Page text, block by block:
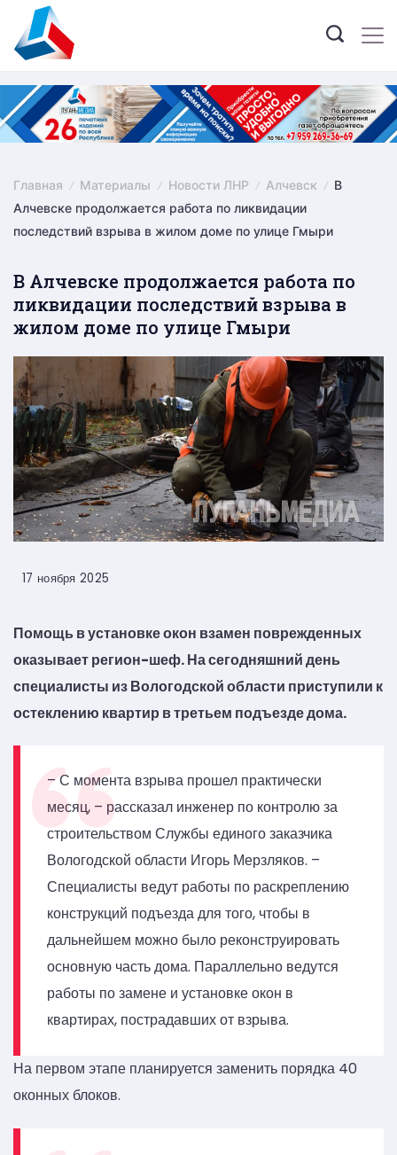
content
Главная Материалы Новости ЛНР Алчевск
В
Алчевске продолжается работа по ликвидации
последствий взрыва в жилом доме по улице Гмыри
В Алчевске продолжается работа по
ликвидации последствий взрыва в
жилом доме по улице Гмыри
17 ноября 2025
Помощь в установке окон взамен поврежденных
оказывает регион-шеф. На сегодняшний день
специалисты из Вологодской области приступили к
остеклению квартир в третьем подъезде дома.
– С момента взрыва прошел практически
месяц, – рассказал инженер по контролю за
строительством Службы единого заказчика
Вологодской области Игорь Мерзляков. –
Специалисты ведут работы по раскреплению
конструкций подъезда для того, чтобы в
дальнейшем можно было реконструировать
основную часть дома. Параллельно ведутся
работы по замене и установке окон в
квартирах, пострадавших от взрыва.
На первом этапе планируется заменить порядка 40
оконных блоков.